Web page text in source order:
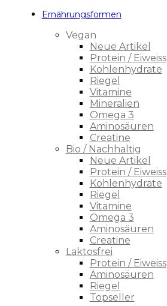
Ernährungsformen
Vegan
Neue Artikel
Protein / Eiweiss
Kohlenhydrate
Riegel
Vitamine
Mineralien
Omega 3
Aminosäuren
Creatine
Bio / Nachhaltig
Neue Artikel
Protein / Eiweiss
Kohlenhydrate
Riegel
Vitamine
Omega 3
Aminosäuren
Creatine
Laktosfrei
Protein / Eiweiss
Aminosäuren
Riegel
Topseller